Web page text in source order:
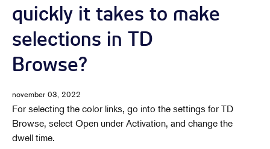
quickly it takes to make
selections in TD
Browse?
november 03, 2022
For selecting the color links, go into the settings for TD
Browse, select Open under Activation, and change the
dwell time.